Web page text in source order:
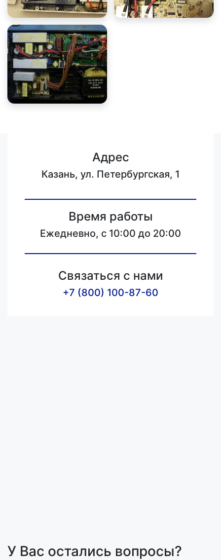
Адрес
Казань, ул. Петербургская, 1
Время работы
Ежедневно, с 10:00 до 20:00
Связаться с нами
+7 (800) 100-87-60
У Вас остались вопросы?